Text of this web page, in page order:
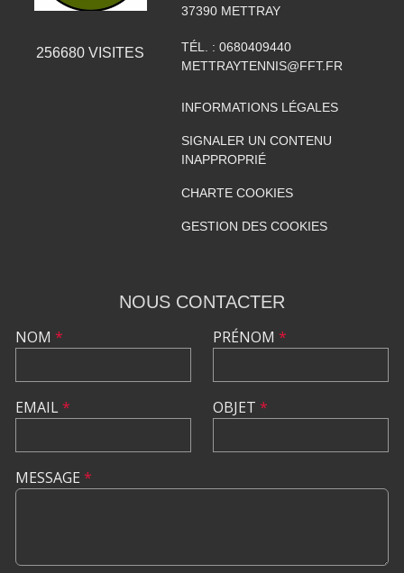
256680 VISITES
37390 METTRAY
TÉL. : 0680409440
METTRAYTENNIS@FFT.FR
INFORMATIONS LÉGALES
SIGNALER UN CONTENU
INAPPROPRIÉ
CHARTE COOKIES
GESTION DES COOKIES
NOUS CONTACTER
NOM *
EMAIL*
PRÉNOM *
OBJET *
MESSAGE *